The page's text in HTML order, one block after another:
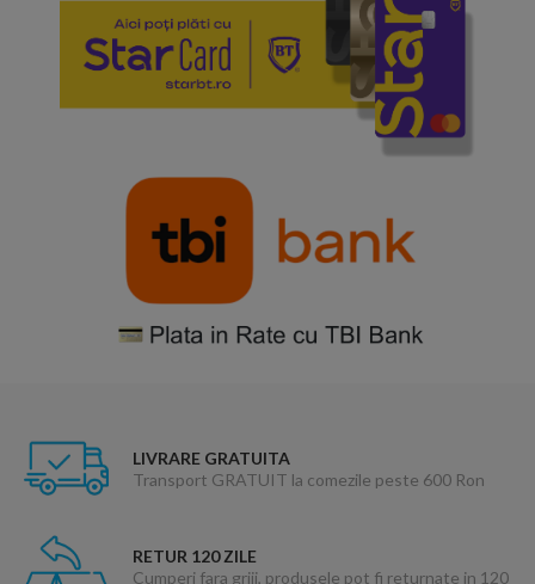
LIVRARE GRATUITA
Transport GRATUIT la comezile peste 600 Ron
RETUR 120 ZILE
Cumperi fara griji, produsele pot fi returnate in 120